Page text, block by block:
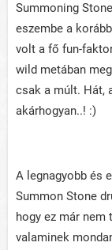
Summoning
eszembe a
volt a fő fun-
wild metában
csak a múlt. Hát,
akárhogyan..! :)
A legnagyobb és
Summon Stone
hogy ez már nem
valaminek